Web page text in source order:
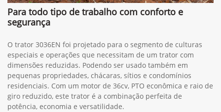
Para todo tipo de trabalho com conforto e
segurança
O trator 3036EN foi projetado para o segmento de culturas
especiais e operações que necessitam de um trator com
dimensões reduzidas. Podendo ser usado também em
pequenas propriedades, chácaras, sítios e condomínios
residenciais. Com um motor de 36cv, PTO econômica e raio de
giro reduzido, este trator é a combinação perfeita de
potência, economia e versatilidade.